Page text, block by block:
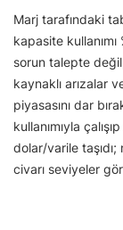
Marj tarafındaki
kapasite
sorun talepte
kaynaklı arızalar
piyasasını dar
kullanımıyla
dolar/varile
civarı seviyeler